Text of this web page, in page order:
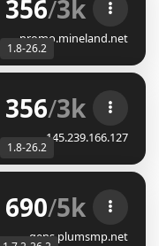
ꜱᴍᴘ ⇆ ꜱᴋʏʙʟᴏᴄᴋ
356/3k
promo.mineland.net
1.8-26.2
ʟᴀ ɴᴅ ɴᴇᴛᴡᴏʀᴋ ☀
ꜱᴍᴘ ⇆ ꜱᴋʏʙʟᴏᴄᴋ
356/3k
145.239.166.127
1.8-26.2
➜ 26.2
• Lifesteal
690/5k
gens.plumsmp.net